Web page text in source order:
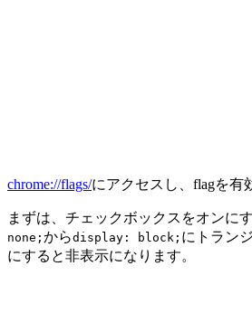
chrome://flags/にアクセスし、flagを有
まずは、チェックボックスをオンに
none; からdisplay: block; にトラン
にすると非表示になります。